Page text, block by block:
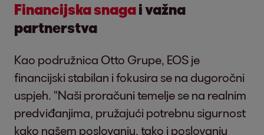
Financijska snagai važna
partnerstva
Kao podružnica Otto Grupe, EOS je
financijski stabilan i fokusira se na dugoročni
uspjeh. "Naši proračuni temelje se na realnim
predviđanjima, pružajući potrebnu sigurnost
kako našem poslovanju, tako i poslovanju